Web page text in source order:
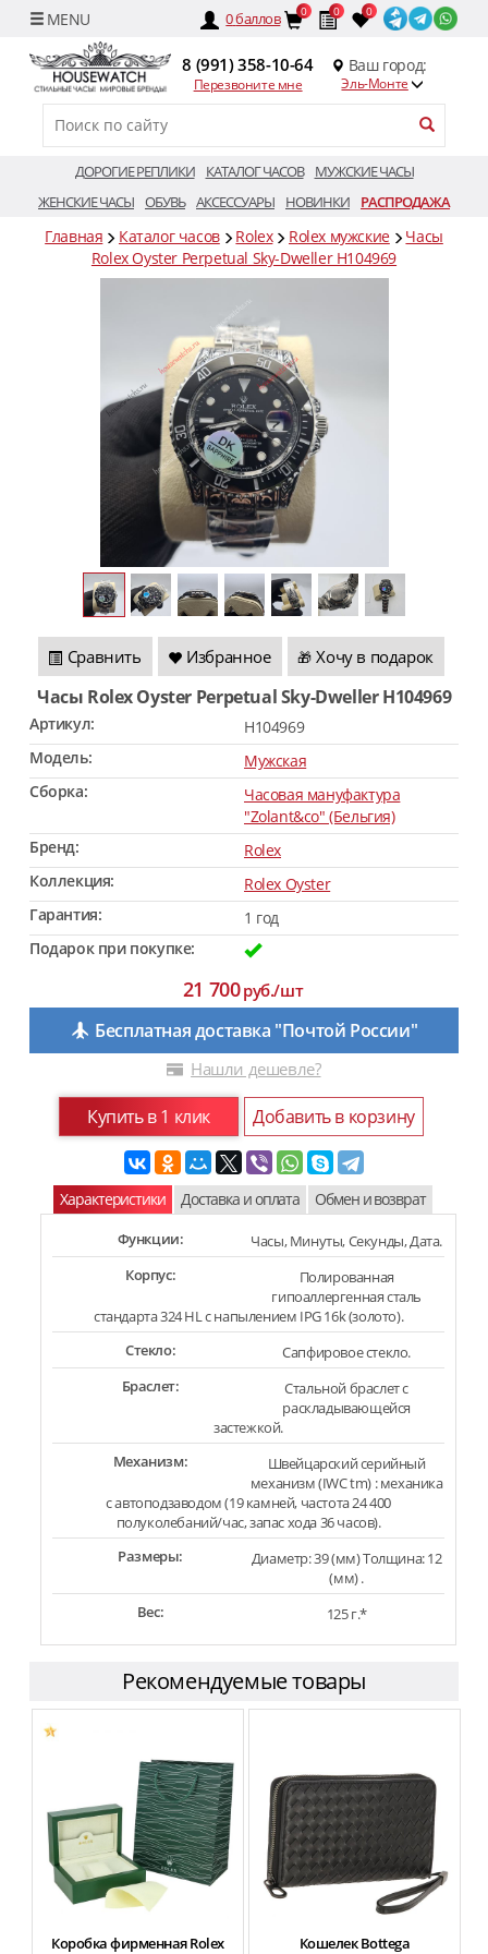
0баллов 0 0 0
8 (991) 358-10-64
Перезвоните мне
Ваш город:
Эль-Монте
ДОРОГИЕ РЕПЛИКИ КАТАЛОГ ЧАСОВ
МУЖСКИЕ ЧАСЫ
ЖЕНСКИЕ ЧАСЫ ОБУВЬ АКСЕССУАРЫ НОВИНКИ РАСПРОДАЖА
Главная Каталог часов Rolex Rolex мужские
Часы
Rolex Oyster Perpetual Sky-Dweller H104969
Сравнить Избранное 🎁 Хочу в подарок
Часы Rolex Oyster Perpetual Sky-Dweller H104969
Артикул:
H104969
Модель:
Мужская
Сборка:
Часовая мануфактура
"Zolant&co" (Бельгия)
Бренд:
Rolex
Коллекция:
Rolex Oyster
Гарантия:
1 год
Подарок при покупке:
21 700руб./шт
Бесплатная доставка "Почтой России"
Нашли дешевле?
Купить в 1 клик Добавить в корзину
Характеристики Доставка и оплата Обмен и возврат
Функции:
Часы, Минуты, Секунды, Дата.
Корпус:
Полированная
гипоаллергенная сталь
стандарта 324 HL с напылением IPG 16k (золото).
Стекло:
Сапфировое стекло.
Браслет:
Стальной браслет с
раскладывающейся
застежкой.
Механизм:
Швейцарский серийный
механизм (IWC tm) : механика
с автоподзаводом (19 камней, частота 24 400
полуколебаний/час, запас хода 36 часов).
Размеры:
Диаметр: 39 (мм) Толщина: 12
(мм) .
Вес:
125 г.*
Рекомендуемые товары
Коробка фирменная Rolex Кошелек Bottega